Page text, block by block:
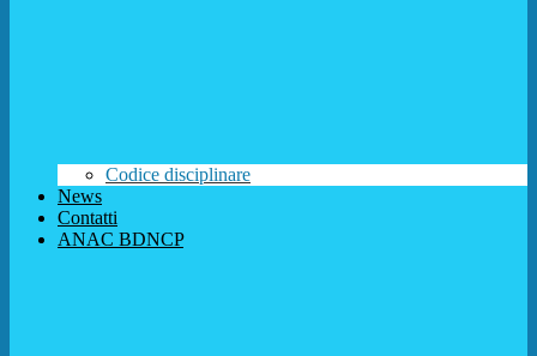
Codice disciplinare
News
Contatti
ANAC BDNCP